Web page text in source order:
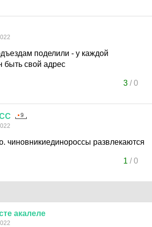
поделили - у каждой
быть свой адрес
3/0
чиновникиединороссы развлекаются
1 /0
акалеле